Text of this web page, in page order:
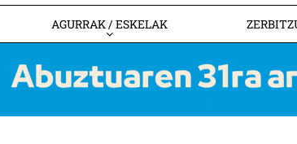
AGURRAK / ESKELAK